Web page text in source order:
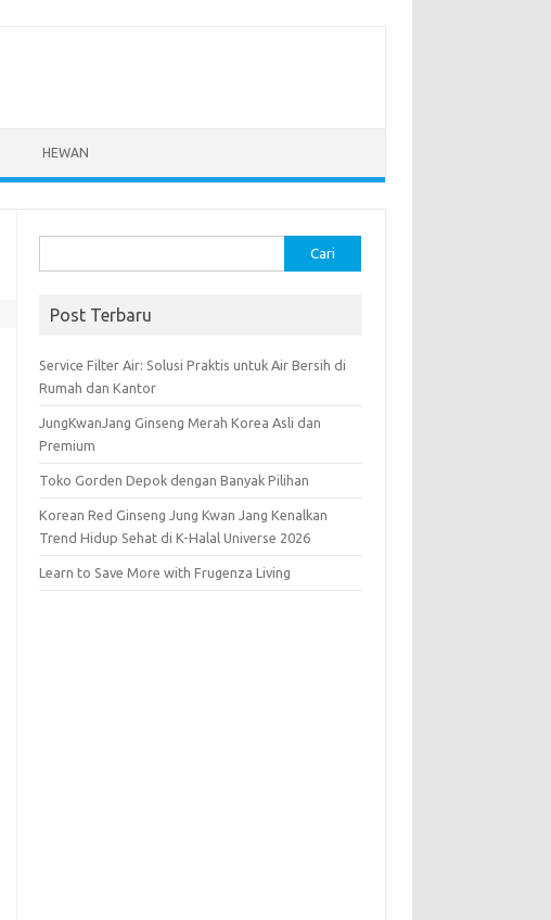
HEWAN
untuk:
Post Terbaru
Service Filter Air: Solusi Praktis untuk Air Bersih di
Rumah dan Kantor
JungKwanJang Ginseng Merah Korea Asli dan
Premium
Toko Gorden Depok dengan Banyak Pilihan
Korean Red Ginseng Jung Kwan Jang Kenalkan
Trend Hidup Sehat di K-Halal Universe 2026
Learn to Save More with Frugenza Living